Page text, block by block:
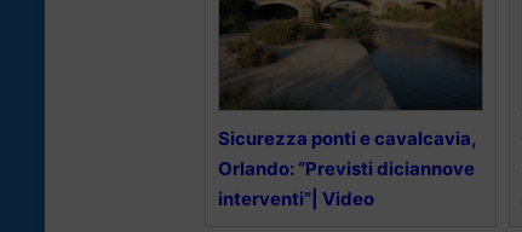
Sicurezza ponti e cavalcavia,
Orlando: “Previsti diciannove
interventi”| Video